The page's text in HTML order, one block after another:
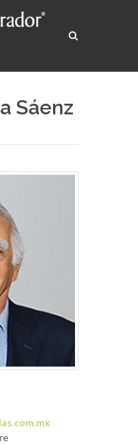
Sáenz